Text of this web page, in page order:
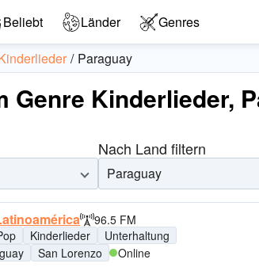
Beliebt Länder Genres
Paraguay
Genre Kinderlieder,
Nach Land filtern
Paraguay
96.5 FM
Kinderlieder
Unterhaltung
San Lorenzo Online